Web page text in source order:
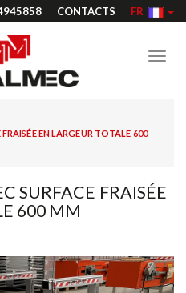
CONTACTS FR
EN LARGEUR TOTALE 600
SURFACE FRAISÉE
600 MM